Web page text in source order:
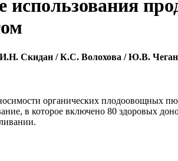
использования
Скидан / К.С. Волохова / Ю.В.
органических
в которое включено 80 здоровых